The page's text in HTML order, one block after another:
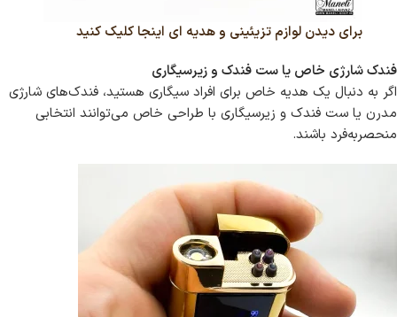
برای دیدن لوازم تزیئینی و هدیه ای اینجا کلیک کنید
فندک شارژی خاص یا ست فندک و زیرسیگاری
اگر به دنبال یک هدیه خاص برای افراد سیگاری هستید، فندک‌های شارژی
مدرن یا ست فندک و زیرسیگاری با طراحی خاص می‌توانند انتخابی
منحصربه‌فرد باشند.